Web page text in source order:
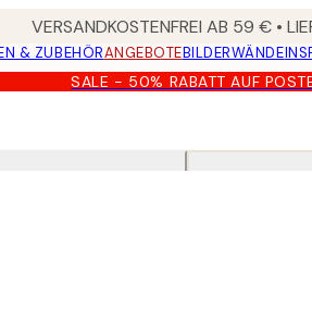
VERSANDKOSTENFREI AB 59 € •
& ZUBEHÖRANGEBOTEBILDERWÄNDE
SALE - 50% RABATT AUF